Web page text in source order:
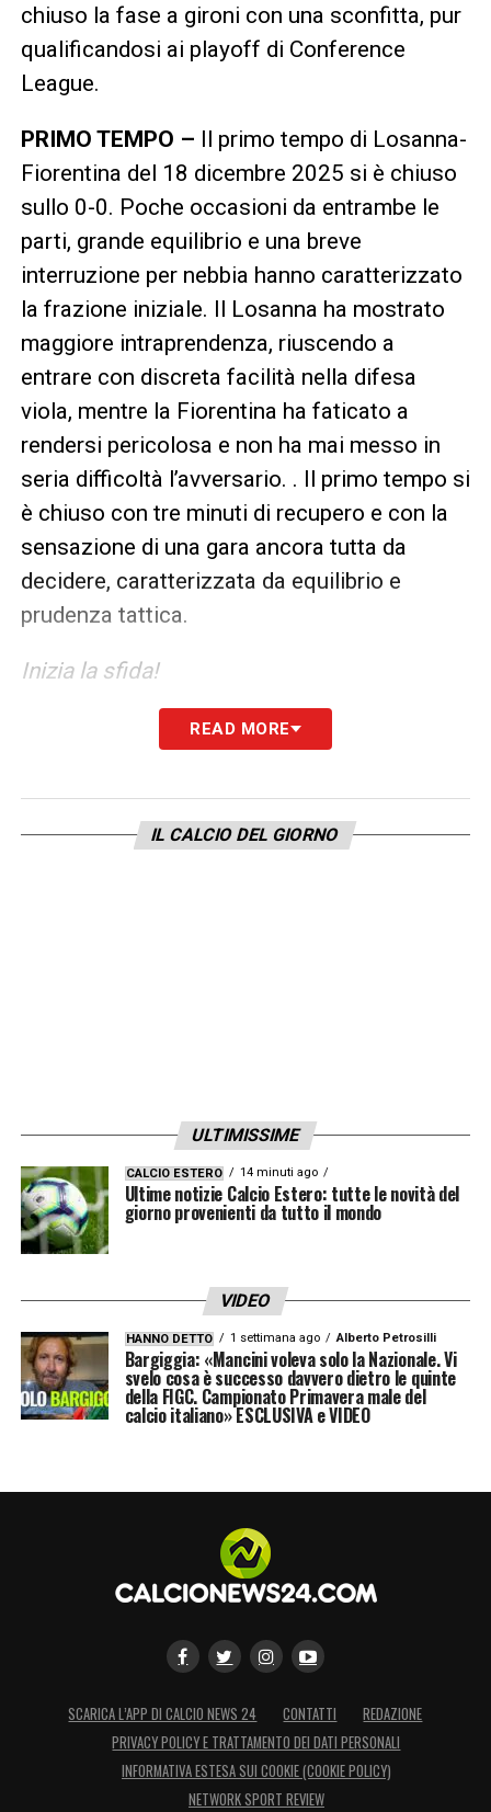
chiuso la fase a gironi con una sconfitta, pur
qualificandosi ai playoff di Conference
League.
PRIMO TEMPO – Il primo tempo di Losanna-
Fiorentina del 18 dicembre 2025 si è chiuso
sullo 0-0. Poche occasioni da entrambe le
parti, grande equilibrio e una breve
interruzione per nebbia hanno caratterizzato
la frazione iniziale. Il Losanna ha mostrato
maggiore intraprendenza, riuscendo a
entrare con discreta facilità nella difesa
viola, mentre la Fiorentina ha faticato a
rendersi pericolosa e non ha mai messo in
seria difficoltà l’avversario. . Il primo tempo si
è chiuso con tre minuti di recupero e con la
sensazione di una gara ancora tutta da
decidere, caratterizzata da equilibrio e
prudenza tattica.
Inizia la sfida!
FORMAZIONI UFFICIALI
LOSANNA (4-3-1-2): Letica; Soppy,
Mouanga, Sow, Fofana; Butler-Oye, Roche,
2025/2026: calendario, risultati, classifica
LA PLAYLIST DELLE NOSTRE TOP NEWS
READ MORE
IL CALCIO DEL GIORNO
ULTIMISSIME
CALCIO ESTERO 14 minuti ago
Ultime notizie Calcio Estero: tutte le novità del
giorno provenienti da tutto il mondo
VIDEO
HANNO DETTO 1 settimana ago Alberto Petrosilli
Bargiggia: «Mancini voleva solo la Nazionale. Vi
svelo cosa è successo davvero dietro le quinte
della FIGC. Campionato Primavera male del
calcio italiano» ESCLUSIVA e VIDEO
SCARICA L’APP DI CALCIO NEWS 24 CONTATTI
REDAZIONE
PRIVACY POLICY E TRATTAMENTO DEI DATI PERSONALI
INFORMATIVA ESTESA SUI COOKIE (COOKIE POLICY)
NETWORK SPORT REVIEW